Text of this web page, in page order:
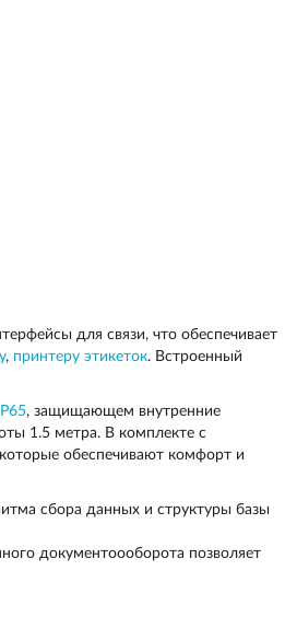
для связи, что обеспечивает
, принтеру этикеток. Встроенный
, защищающем внутренние
1.5 метра. В комплекте с
обеспечивают комфорт и
сбора данных и структуры базы
документоооборота позволяет